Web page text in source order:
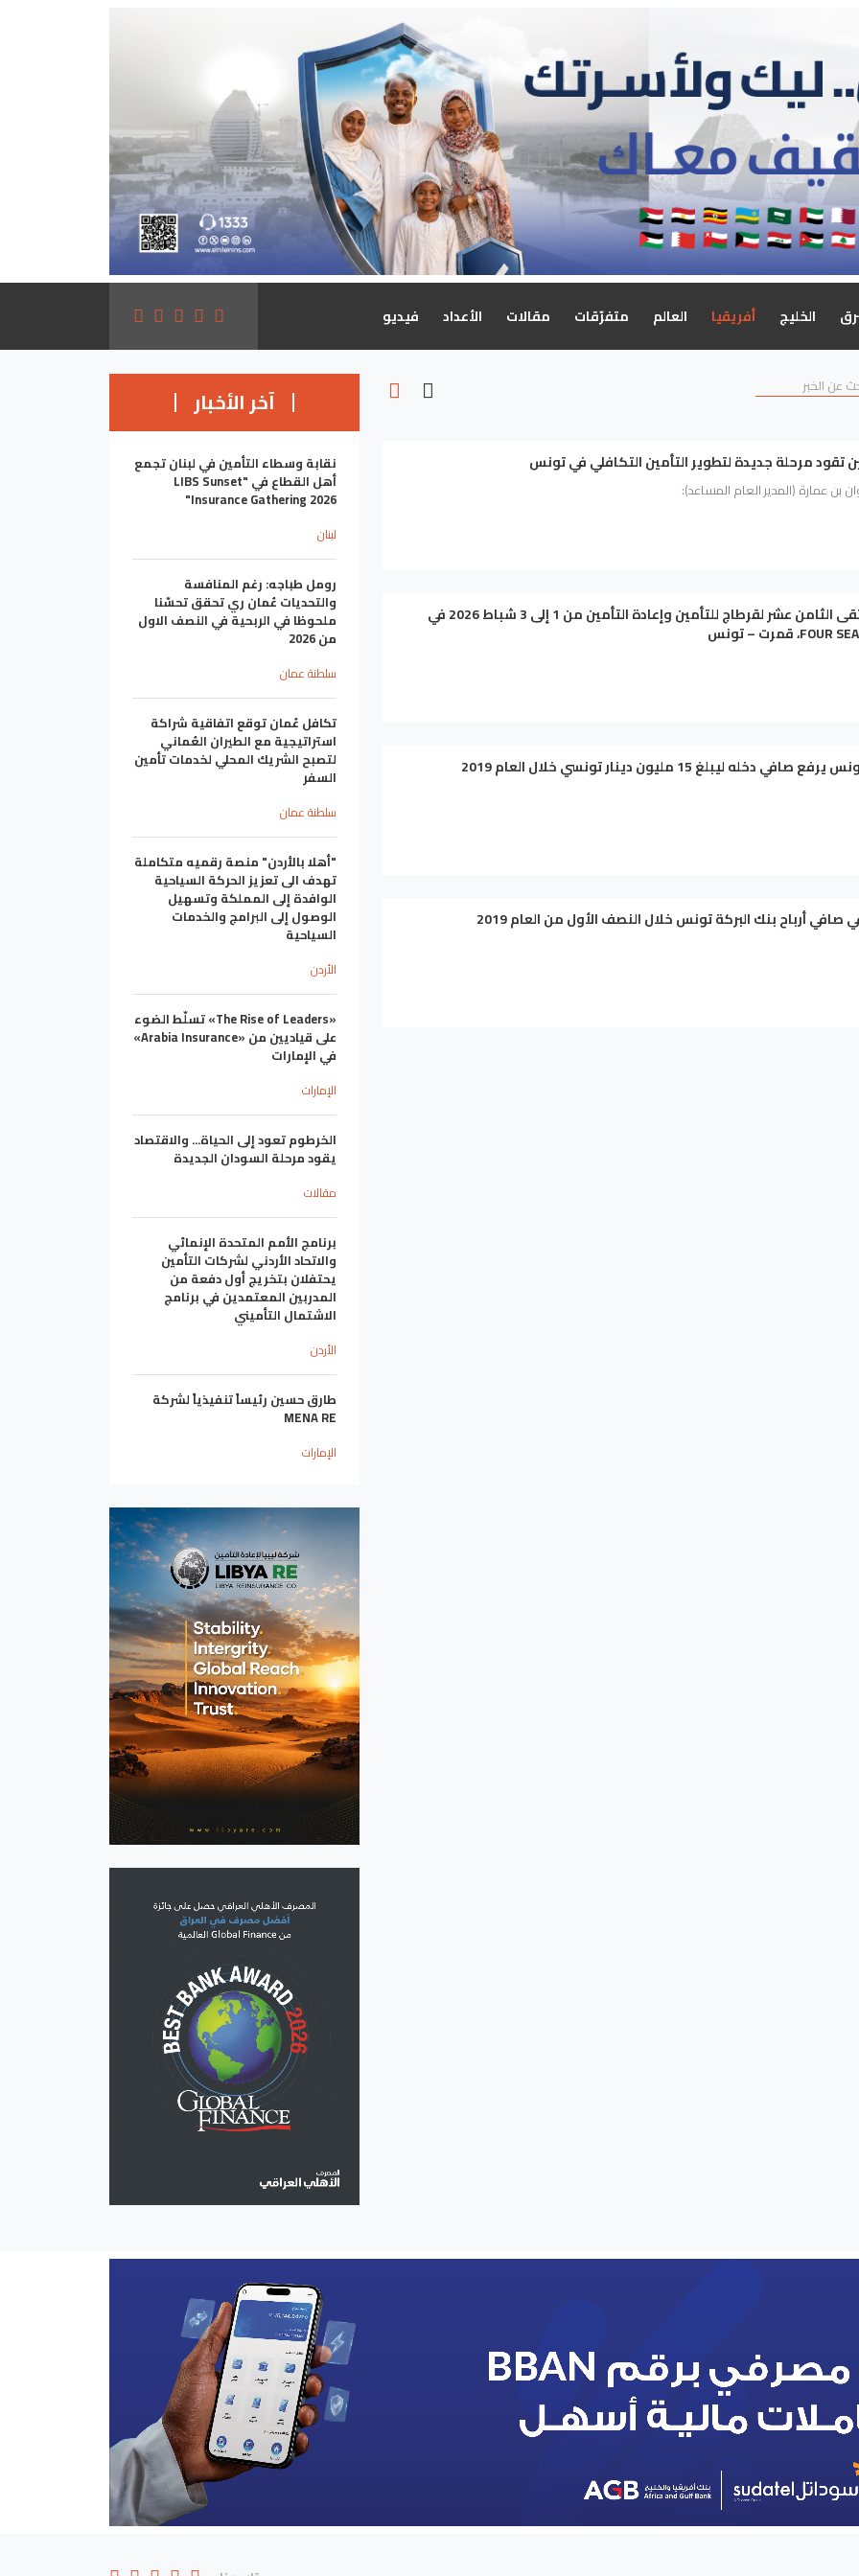
الخليج أفريقيا العالم متفرّقات مقالات الأعداد فيديو
تقود مرحلة جديدة لتطوير التأمين التكافلي في تونس
بن عمارة (المدير العام المساعد):
انطلاق الملتقى الثامن عشر لقرطاج للتأمين وإعادة التأمين من 1 إلى 3 شباط 2026 في
دخله ليبلغ 15 مليون دينار تونسي خلال العام 2019
صافي أرباح بنك البركة تونس خلال النصف الأول من العام 2019
آخر الأخبار
نقابة وسطاء التأمين في لبنان تجمع
أهل القطاع في "LIBS Sunset
Insurance Gathering 2026"
لبنان
رومل طباجه: رغم المنافسة
والتحديات عُمان ري تحقق تحسّنا
ملحوظا في الربحية في النصف الاول
من 2026
سلطنة عمان
تكافل عُمان توقع اتفاقية شراكة
استراتيجية مع الطيران العُماني
لتصبح الشريك المحلي لخدمات تأمين
السفر
سلطنة عمان
"أهلا بالأردن" منصة رقميه متكاملة
تهدف الى تعزيز الحركة السياحية
الوافدة إلى المملكة وتسهيل
الوصول إلى البرامج والخدمات
السياحية
الأردن
«The Rise of Leaders» تسلّط الضوء
على قياديين من «Arabia Insurance»
في الإمارات
الإمارات
الخرطوم تعود إلى الحياة... والاقتصاد
يقود مرحلة السودان الجديدة
مقالات
برنامج الأمم المتحدة الإنمائي
والاتحاد الأردني لشركات التأمين
يحتفلان بتخريج أول دفعة من
المدربين المعتمدين في برنامج
الاشتمال التأميني
الأردن
طارق حسين رئيساً تنفيذياً لشركة
MENA RE
الإمارات